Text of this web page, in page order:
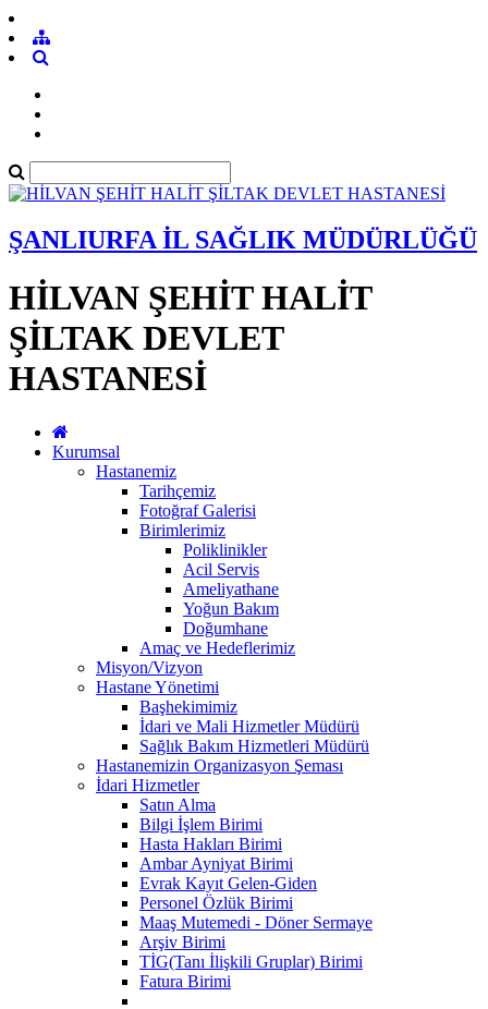
ŞANLIURFA İL SAĞLIK MÜDÜRLÜĞÜ
HİLVAN ŞEHİT HALİT
ŞİLTAK DEVLET
HASTANESİ
Kurumsal
Hastanemiz
Tarihçemiz
Fotoğraf Galerisi
Birimlerimiz
Poliklinikler
Acil Servis
Ameliyathane
Yoğun Bakım
Doğumhane
Amaç ve Hedeflerimiz
Misyon/Vizyon
Hastane Yönetimi
Başhekimimiz
İdari ve Mali Hizmetler Müdürü
Sağlık Bakım Hizmetleri Müdürü
Hastanemizin Organizasyon Şeması
İdari Hizmetler
Satın Alma
Bilgi İşlem Birimi
Hasta Hakları Birimi
Ambar Ayniyat Birimi
Evrak Kayıt Gelen-Giden
Personel Özlük Birimi
Maaş Mutemedi - Döner Sermaye
Arşiv Birimi
TİG(Tanı İlişkili Gruplar) Birimi
Fatura Birimi